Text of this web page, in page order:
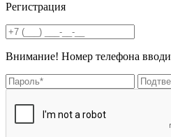
Регистрация
Внимание! Номер телефона